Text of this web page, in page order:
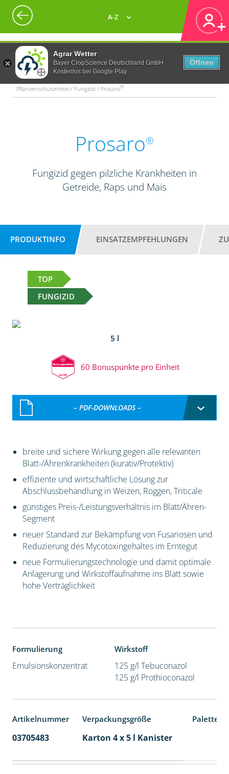
Agrar Wetter
Bayer CropScience Deutschland GmbH
Kostenlos bei Google Play
Öffnen
A-Z
Pflanzenschutzmittel / Fungizid / Prosaro®
Prosaro®
Fungizid gegen pilzliche Krankheiten in
Getreide, Raps und Mais
PRODUKTINFO EINSATZEMPFEHLUNGEN
TOP
FUNGIZID
5 l
60 Bonuspunkte pro Einheit
– PDF-DOWNLOADS –
breite und sichere Wirkung gegen alle relevanten
Blatt-/Ährenkrankheiten (kurativ/Protektiv)
effiziente und wirtschaftliche Lösung zur
Abschlussbehandlung in Weizen, Roggen, Triticale
günstiges Preis-/Leistungsverhältnis im Blatt/Ähren-
Segment
neuer Standard zur Bekämpfung von Fusariosen und
Reduzierung des Mycotoxingehaltes im Erntegut
neue Formulierungstechnologie und damit optimale
Anlagerung und Wirkstoffaufnahme ins Blatt sowie
hohe Verträglichkeit
Formulierung
Emulsionskonzentrat
Wirkstoff
125 g/l Tebuconazol
125 g/l Prothioconazol
Artikelnummer Verpackungsgröße
03705483 Karton 4 x 5 l Kanister